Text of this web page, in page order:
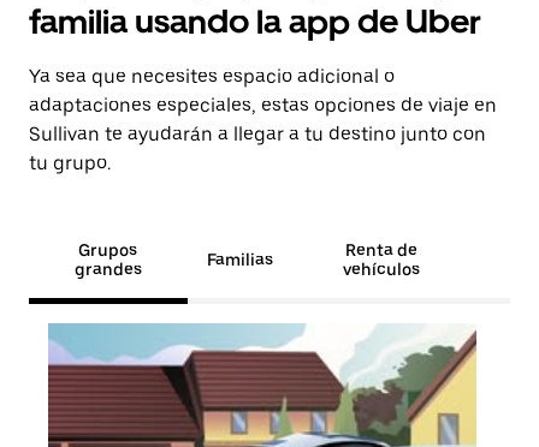
familia usando la app de Uber
Ya sea que necesites espacio adicional o
adaptaciones especiales, estas opciones de viaje en
Sullivan te ayudarán a llegar a tu destino junto con
tu grupo.
Grupos
grandes
Familias
Renta de
vehículos